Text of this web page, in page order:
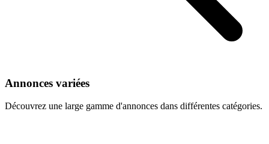
Annonces variées
Découvrez une large gamme d'annonces dans différentes catégories.